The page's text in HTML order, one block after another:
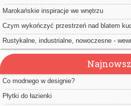
Marokańskie inspiracje we wnętrzu
Czym wykończyć przestrzeń nad blatem
Rustykalne, industrialne, nowoczesne -
Co modnego w designie?
Płytki do łazienki